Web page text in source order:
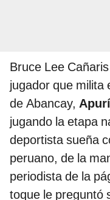
Bruce Lee
jugador que milita
de Abancay,
jugando la etapa
deportista sueña
peruano, de la
periodista de la
toque le preguntó